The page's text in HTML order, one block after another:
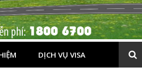
DỊCH VỤ VISA